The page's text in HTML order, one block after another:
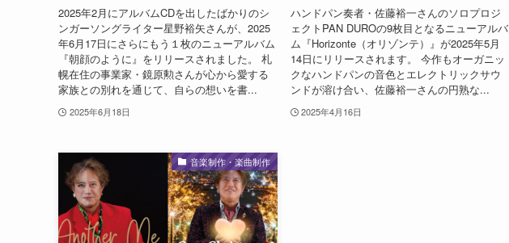
2025年2月にアルバムCDを出したばかりのシ
ンガーソングライター星野裕矢さんが、2025
年6月17日にさらにもう１枚のニューアルバム
『朝顔のように』をリリースされました。 札
幌在住の事業家・鏡原勲さんが心から愛する
家族との別れを通じて、自らの想いを書...
2025年6月18日
ハンドパン奏者・佐藤裕一さんのソロプロジ
ェクトPAN DUROの9枚目となるニューアルバ
ム『Horizonte（オリゾンテ）』が2025年5月
14日にリリースされます。 今作もオーガニッ
クなハンドパンの音色とエレクトリックサウ
ンドが溶け合い、佐藤裕一さんの円熟な...
2025年4月16日
音楽制作・楽曲制作